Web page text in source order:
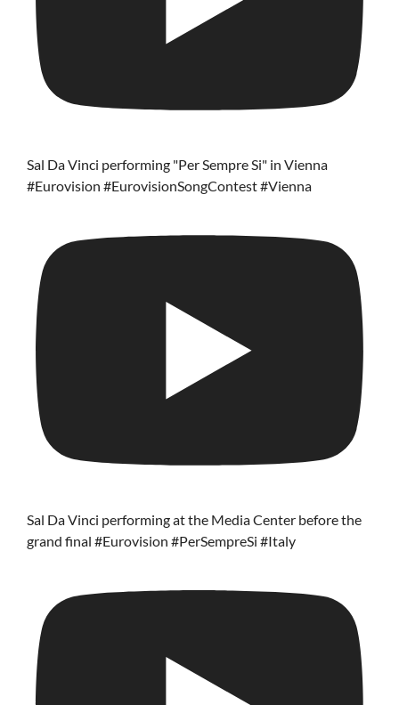
Sal Da Vinci performing "Per Sempre Si" in Vienna
#Eurovision #EurovisionSongContest #Vienna
Sal Da Vinci performing at the Media Center before the
grand final #Eurovision #PerSempreSi #Italy